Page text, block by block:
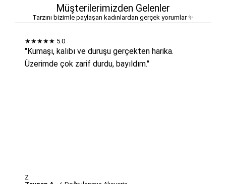
Müşterilerimizden Gelenler
Tarzını bizimle paylaşan kadınlardan gerçek yorumlar ✨
★★★★★ 5.0
"Kumaşı, kalıbı ve duruşu gerçekten harika.
Üzerimde çok zarif durdu, bayıldım."
Z